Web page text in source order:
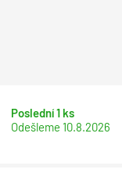
Poslední 1 ks
Odešleme 10.8.2026